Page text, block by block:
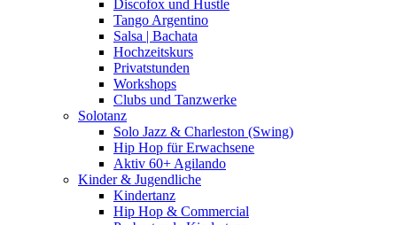
Discofox und Hustle
Tango Argentino
Salsa | Bachata
Hochzeitskurs
Privatstunden
Workshops
Clubs und Tanzwerke
Solotanz
Solo Jazz & Charleston (Swing)
Hip Hop für Erwachsene
Aktiv 60+ Agilando
Kinder & Jugendliche
Kindertanz
Hip Hop & Commercial